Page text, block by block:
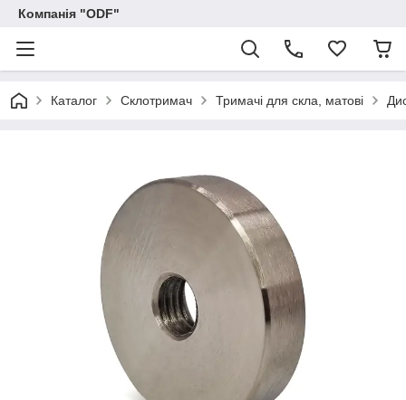
Компанія "ODF"
Каталог Склотримач Тримачі для скла, матові